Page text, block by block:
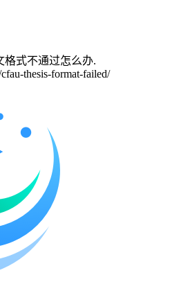
格式不通过怎么办.
thesis-format-failed/